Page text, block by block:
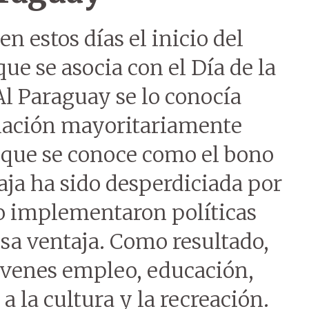
estos días el inicio del
se asocia con el Día de la
Paraguay se lo conocía
mayoritariamente
se conoce como el bono
ha sido desperdiciada por
implementaron políticas
ventaja. Como resultado,
empleo, educación,
la cultura y la recreación.